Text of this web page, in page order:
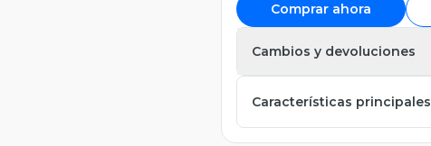
Comprar ahora
Cambios y devoluciones
Características principales